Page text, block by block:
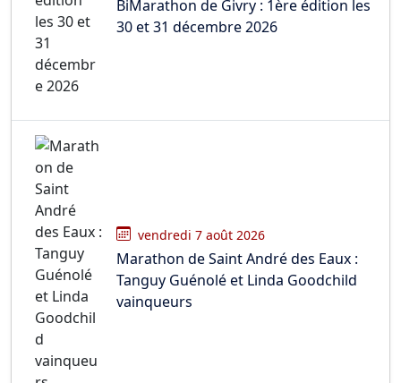
BiMarathon de Givry : 1ère édition les
30 et 31 décembre 2026
vendredi 7 août 2026
Marathon de Saint André des Eaux :
Tanguy Guénolé et Linda Goodchild
vainqueurs